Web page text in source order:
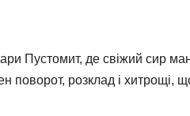
Пустомит, де свіжий сир
поворот, розклад і хитрощі,